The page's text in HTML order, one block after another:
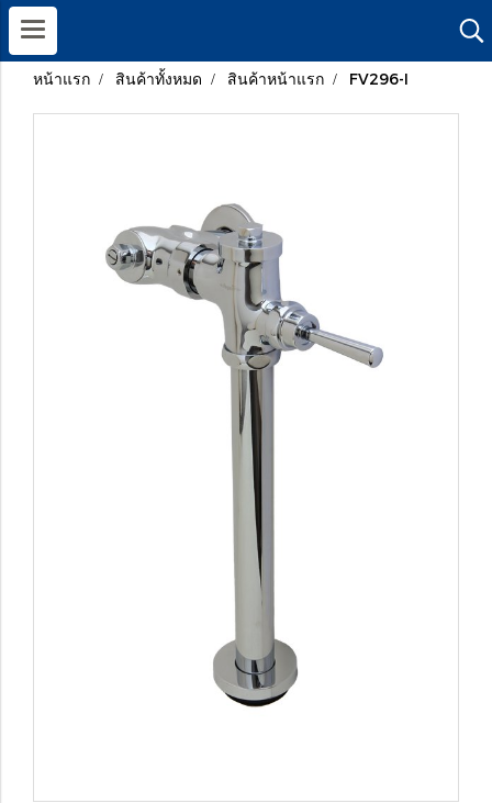
หน้าแรก สินค้าทั้งหมด สินค้าหน้าแรก FV296-I